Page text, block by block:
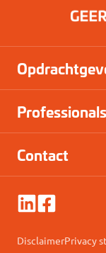
Professionals
Contact
DisclaimerPrivacy